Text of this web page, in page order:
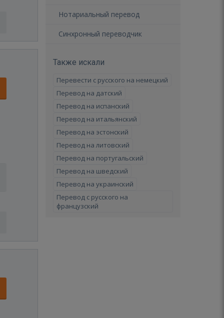
Нотариальный перевод
Синхронный переводчик
Также искали
Перевести с русского на немецкий
Перевод на датский
Перевод на испанский
Перевод на итальянский
Перевод на эстонский
Перевод на литовский
Перевод на португальский
Перевод на шведский
Перевод на украинский
Перевод с русского на
французский